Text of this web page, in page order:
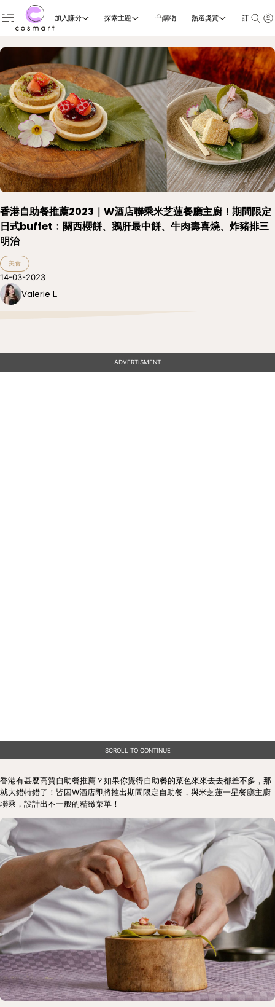
加入賺分 探索主題 購物 熱選獎賞 訂閱雜誌
香港自助餐推薦2023｜W酒店聯乘米芝蓮餐廳主廚！期間限定
日式buffet﹕關西櫻餅、鵝肝最中餅、牛肉壽喜燒、炸豬排三
明治
美食
14-03-2023
Valerie L.
ADVERTISMENT
SCROLL TO CONTINUE
香港有甚麼高質自助餐推薦？如果你覺得自助餐的菜色來來去去都差不多，那
就大錯特錯了！皆因W酒店即將推出期間限定自助餐，與米芝蓮一星餐廳主廚
聯乘，設計出不一般的精緻菜單！